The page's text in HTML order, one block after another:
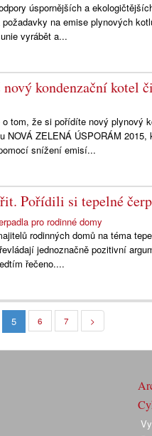
úspornějších a
na emise plynových
vyrábět a...
kondenzační kotel
o tom, že si pořídíte nový plynový
NOVÁ ZELENÁ ÚSPORÁM
snížení emisí...
Pořídili si tepelné
pro rodinné domy
rodinných domů na téma
jednoznačně pozitivní
řečeno....
5 6 7 >